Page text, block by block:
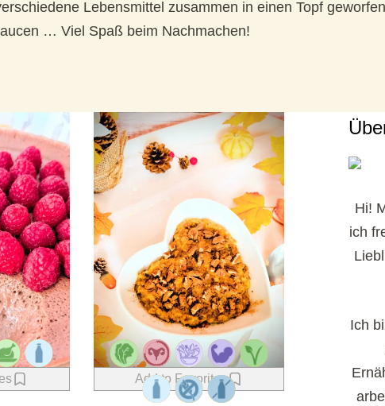
Lebensmittel zusammen in einen Topf
… Viel Spaß beim Nachmachen!
Add to Favorites
Hi!
ich
Ich